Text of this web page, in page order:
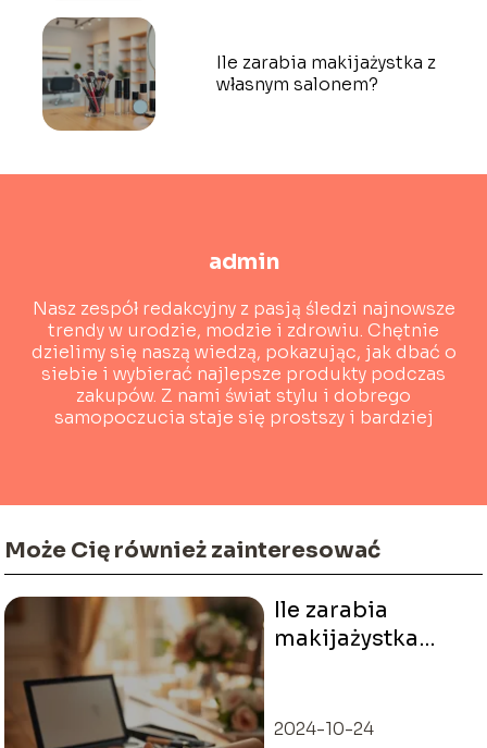
Ile zarabia makijażystka z
własnym salonem?
admin
Nasz zespół redakcyjny z pasją śledzi najnowsze
trendy w urodzie, modzie i zdrowiu. Chętnie
dzielimy się naszą wiedzą, pokazując, jak dbać o
siebie i wybierać najlepsze produkty podczas
zakupów. Z nami świat stylu i dobrego
samopoczucia staje się prostszy i bardziej
Może Cię również zainteresować
Ile zarabia
makijażystka
2024-10-24